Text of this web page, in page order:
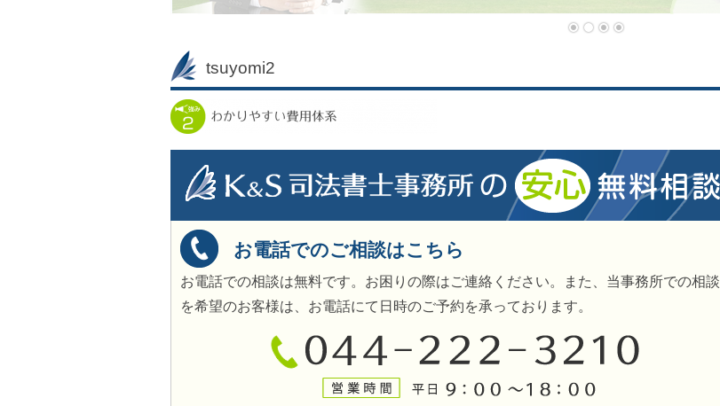
tsuyomi2
お電話でのご相談はこちら
お電話での相談は無料です。お困りの際はご連絡ください。また、当事務所での相談
を希望のお客様は、お電話にて日時のご予約を承っております。